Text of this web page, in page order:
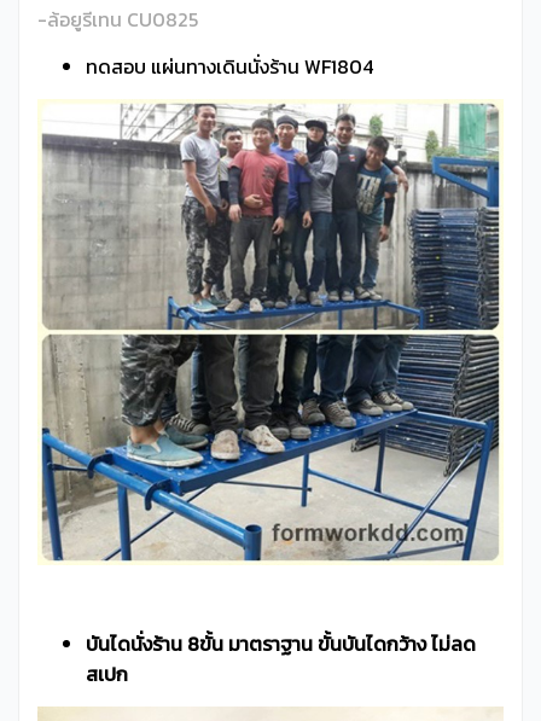
-ล้อยูรีเทน CU0825
ทดสอบ แผ่นทางเดินนั่งร้าน WF1804
บันไดนั่งร้าน 8ขั้น มาตราฐาน ขั้นบันไดกว้าง ไม่ลด
สเปก